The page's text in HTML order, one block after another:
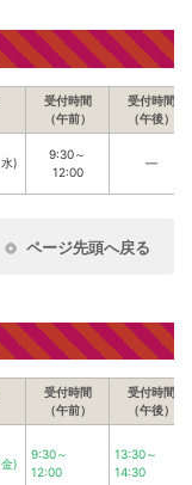
受付時間
（午前）
受付時間
（午後）
)
9:30～
12:00
―
ページ先頭へ戻る
受付時間
（午前）
受付時間
（午後）
)
9:30～
12:00
13:30～
14:30